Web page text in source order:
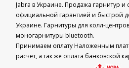
Jabra в Украине. Продажа гарнитур и
официальной гарантией и быстрой
Украине. Гарнитуры для колл-
моногарнитуры bluetooth.
Принимаем оплату Наложенным
расчет, а так же оплата банковской